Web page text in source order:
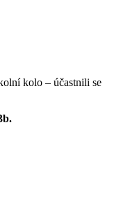
kolo – účastnili se